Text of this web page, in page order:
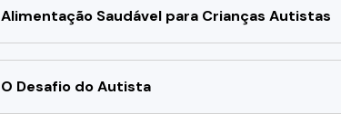
Alimentação Saudável para Crianças Autistas
O Desafio do Autista